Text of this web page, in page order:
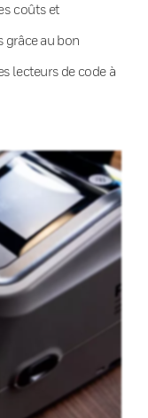
coûts et
grâce au bon
lecteurs de code à